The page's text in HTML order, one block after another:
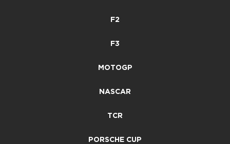
F2
F3
MOTOGP
NASCAR
TCR
PORSCHE CUP